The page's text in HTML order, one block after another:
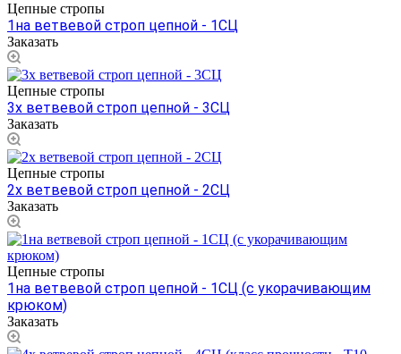
Цепные стропы
1на ветвевой строп цепной - 1СЦ
Заказать
Цепные стропы
3х ветвевой строп цепной - 3СЦ
Заказать
Цепные стропы
2х ветвевой строп цепной - 2СЦ
Заказать
Цепные стропы
1на ветвевой строп цепной - 1СЦ (с укорачивающим
крюком)
Заказать